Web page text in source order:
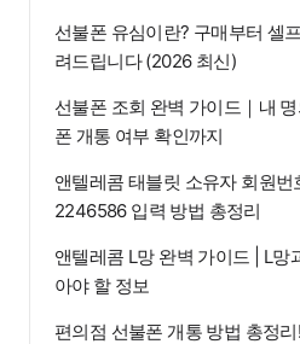
선불폰 유심이란? 구매부터 셀
려드립니다 (2026 최신)
선불폰 조회 완벽 가이드｜내
폰 개통 여부 확인까지
앤텔레콤 태블릿 소유자 회원번
2246586 입력 방법 총정리
앤텔레콤 L망 완벽 가이드 | L망
아야 할 정보
편의점 선불폰 개통 방법 총정